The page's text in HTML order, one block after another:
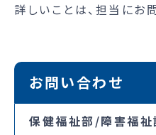
詳しいことは、担当にお
お問い合わせ
保健福祉部/障害福